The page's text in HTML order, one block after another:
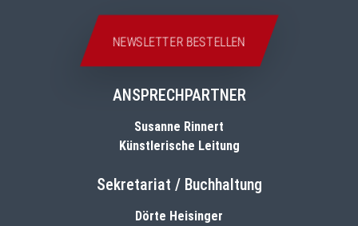
NEWSLETTER BESTELLEN
ANSPRECHPARTNER
Susanne Rinnert
Künstlerische Leitung
Sekretariat / Buchhaltung
Dörte Heisinger